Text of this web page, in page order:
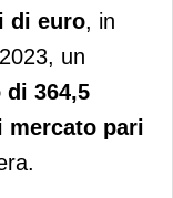
di euro, in
un
364,5
mercato pari